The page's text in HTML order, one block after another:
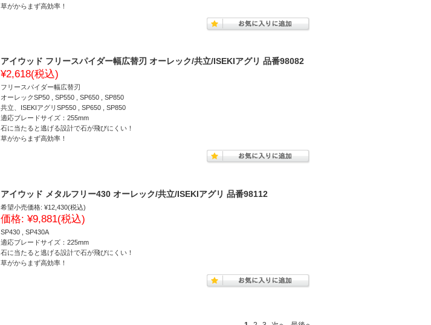
草がからまず高効率！
アイウッド フリースパイダー幅広替刃 オーレック/共立/ISEKIアグリ 品番98082
¥2,618(税込)
フリースパイダー幅広替刃
オーレックSP50 , SP550 , SP650 , SP850
共立、ISEKIアグリSP550 , SP650 , SP850
適応ブレードサイズ：255mm
石に当たると逃げる設計で石が飛びにくい！
草がからまず高効率！
アイウッド メタルフリー430 オーレック/共立/ISEKIアグリ 品番98112
希望小売価格: ¥12,430(税込)
価格: ¥9,881(税込)
SP430 , SP430A
適応ブレードサイズ：225mm
石に当たると逃げる設計で石が飛びにくい！
草がからまず高効率！